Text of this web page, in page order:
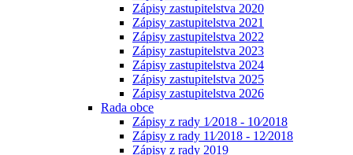
Zápisy zastupitelstva 2020
Zápisy zastupitelstva 2021
Zápisy zastupitelstva 2022
Zápisy zastupitelstva 2023
Zápisy zastupitelstva 2024
Zápisy zastupitelstva 2025
Zápisy zastupitelstva 2026
Rada obce
Zápisy z rady 1⁄2018 - 10⁄2018
Zápisy z rady 11⁄2018 - 12⁄2018
Zápisy z rady 2019